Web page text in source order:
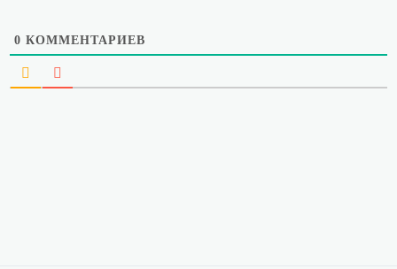
0 КОММЕНТАРИЕВ